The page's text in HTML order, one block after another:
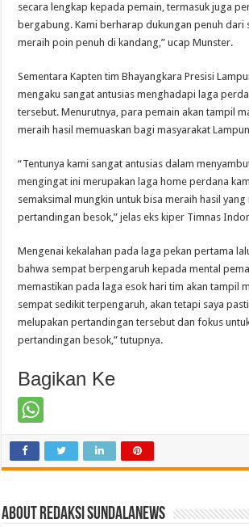
secara lengkap kepada pemain, termasuk juga
bergabung. Kami berharap dukungan penuh dari
meraih poin penuh di kandang,” ucap Munster.
Sementara Kapten tim Bhayangkara Presisi
mengaku sangat antusias menghadapi laga
tersebut. Menurutnya, para pemain akan tampil
meraih hasil memuaskan bagi masyarakat
“Tentunya kami sangat antusias dalam
mengingat ini merupakan laga home perdana
semaksimal mungkin untuk bisa meraih hasil
pertandingan besok,” jelas eks kiper Timnas
Mengenai kekalahan pada laga pekan pertama
bahwa sempat berpengaruh kepada mental
memastikan pada laga esok hari tim akan tampil
sempat sedikit terpengaruh, akan tetapi saya
melupakan pertandingan tersebut dan fokus
pertandingan besok,” tutupnya.
Bagikan Ke
About Redaksi Sundalanews